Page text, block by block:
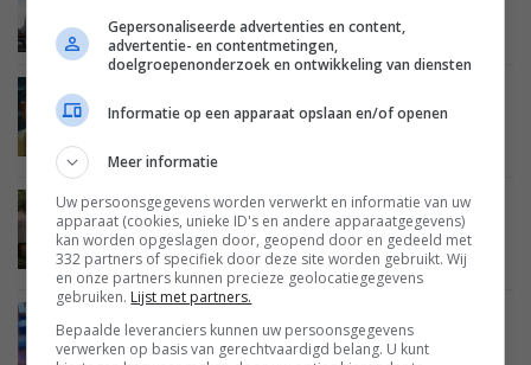
Streamingtips #19 – Gary, OCEAN en Twisters
01 MEI 2026
meer
TIPS EN ADVIES ENTERTAINMENT
FILMS EN SERIES
24 APRIL 2026
Streamingtips #17 – Apex, Downton Abbey, 28
Years Later en meer
17 APRIL 2026
Gepersonaliseerde advertenties en content,
advertentie- en contentmetingen,
doelgroepenonderzoek en ontwikkeling van diensten
Informatie op een apparaat opslaan en/of openen
Meer informatie
Uw persoonsgegevens worden verwerkt en informatie van uw
apparaat (cookies, unieke ID's en andere apparaatgegevens)
kan worden opgeslagen door, geopend door en gedeeld met
332 partners of specifiek door deze site worden gebruikt. Wij
en onze partners kunnen precieze geolocatiegegevens
gebruiken. Lijst met partners.
Bepaalde leveranciers kunnen uw persoonsgegevens
verwerken op basis van gerechtvaardigd belang. U kunt